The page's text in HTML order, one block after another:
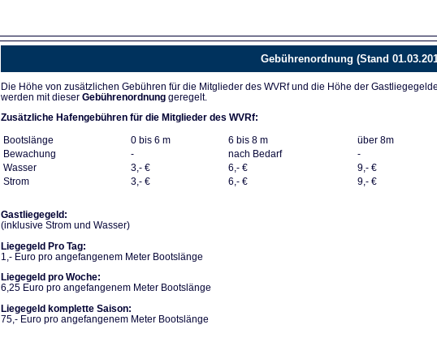
Gebührenordnung (Stand
Die Höhe von zusätzlichen Gebühren für die Mitglieder des WVRf und die Höhe der
werden mit dieser Gebührenordnung geregelt.
Zusätzliche Hafengebühren für die Mitglieder des WVRf:
Bootslänge
0 bis 6 m 6 bis 8 m
über 8m
Bewachung
- nach Bedarf
-
Wasser
3,- € 6,- €
9,- €
Strom
3,- € 6,- € 9,- €
Gastliegegeld:
(inklusive Strom und Wasser)
Liegegeld Pro Tag:
1,- Euro pro angefangenem Meter Bootslänge
Liegegeld pro Woche:
6,25 Euro pro angefangenem Meter Bootslänge
Liegegeld komplette Saison:
75,- Euro pro angefangenem Meter Bootslänge